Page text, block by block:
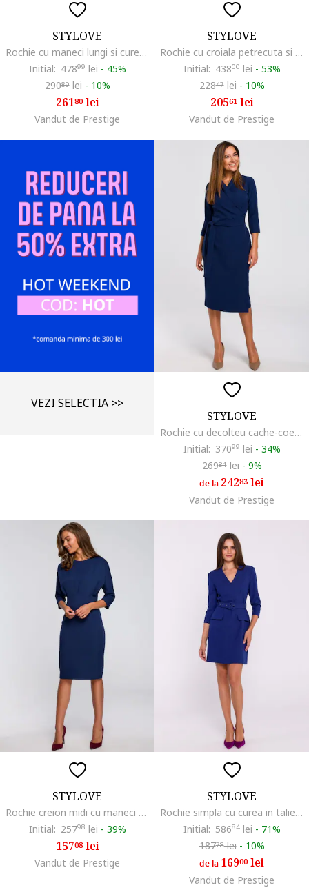
STYLOVE
Rochie cu maneci lungi si curea in talie,
Initial: 47899 lei - 45%
29089lei - 10%
26180lei
Vandut de Prestige
STYLOVE
Rochie cu croiala petrecuta si cordon in talie,, Albastru
Initial: 43800 lei - 53%
22847lei - 10%
20561lei
Vandut de Prestige
VEZI SELECTIA >>
STYLOVE
Rochie cu decolteu cache-coeur si curea in talie,, Albastru
Initial: 37099 lei - 34%
26981lei - 9%
de la 24283lei
Vandut de Prestige
STYLOVE
Rochie creion midi cu maneci 3/4,, Albastru
Initial: 25798 lei - 39%
15708lei
Vandut de Prestige
STYLOVE
Rochie simpla cu curea in talie, Albastru
Initial: 58684lei - 71%
18778lei - 10%
de la 16900lei
Vandut de Prestige